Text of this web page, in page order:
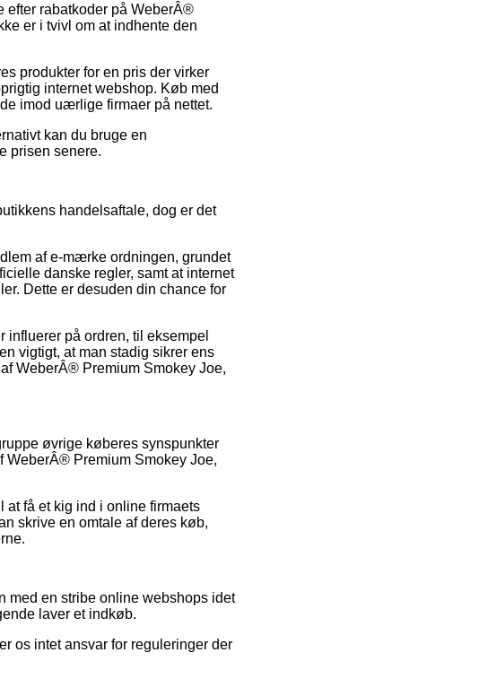
efter rabatkoder på WeberÂ®
er i tvivl om at indhente den
produkter for en pris der virker
internet webshop. Køb med
imod uærlige firmaer på nettet.
kan du bruge en
prisen senere.
handelsaftale, dog er det
af e-mærke ordningen, grundet
danske regler, samt at internet
Dette er desuden din chance for
på ordren, til eksempel
vigtigt, at man stadig sikrer ens
WeberÂ® Premium Smokey Joe,
øvrige køberes synspunkter
WeberÂ® Premium Smokey Joe,
at få et kig ind i online firmaets
skrive en omtale af deres køb,
med en stribe online webshops idet
laver et indkøb.
os intet ansvar for reguleringer der